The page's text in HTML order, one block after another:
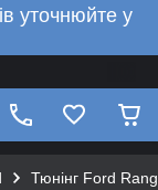
уточнюйте у
Тюнінг Ford